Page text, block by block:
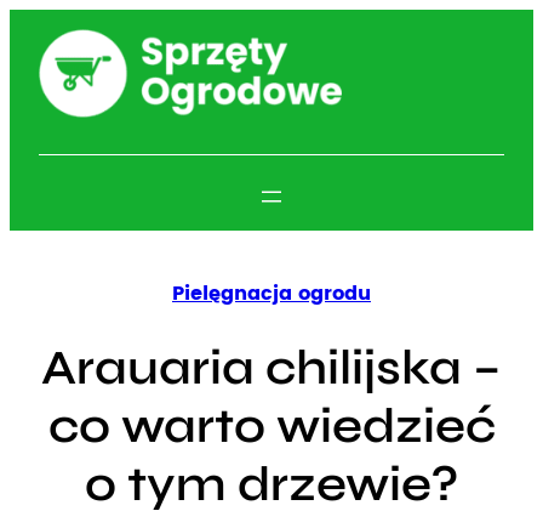
Przejdź
treści
Pielęgnacja ogrodu
Arauaria chilijska –
co warto wiedzieć
o tym drzewie?